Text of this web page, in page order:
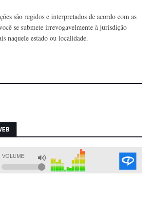
são regidos e interpretados de acordo com as
se submete irrevogavelmente à jurisdição
naquele estado ou localidade.